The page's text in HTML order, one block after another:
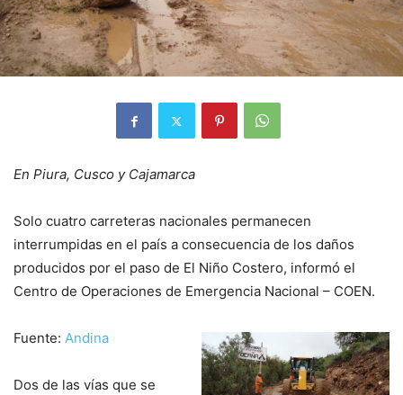
En Piura, Cusco y Cajamarca
Solo cuatro carreteras nacionales permanecen
interrumpidas en el país a consecuencia de los daños
producidos por el paso de El Niño Costero, informó el
Centro de Operaciones de Emergencia Nacional – COEN.
Fuente: Andina
Dos de las vías que se